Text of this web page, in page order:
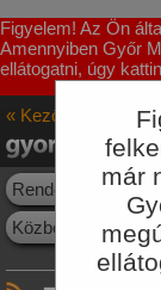
már
Figyelem! Az Ön
Amennyiben Győr
ellátogatni, úgy
« Kezőoldal
Rendezési Terv
Közbeszerzések